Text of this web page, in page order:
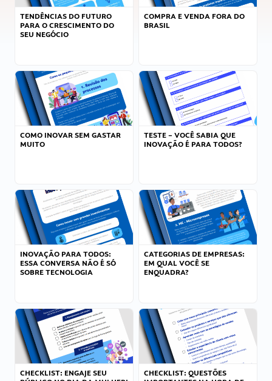
TENDÊNCIAS DO FUTURO
PARA O CRESCIMENTO DO
SEU NEGÓCIO
COMPRA E VENDA FORA DO
BRASIL
COMO INOVAR SEM GASTAR
MUITO
TESTE – VOCÊ SABIA QUE
INOVAÇÃO É PARA TODOS?
INOVAÇÃO PARA TODOS:
ESSA CONVERSA NÃO É SÓ
SOBRE TECNOLOGIA
CATEGORIAS DE EMPRESAS:
EM QUAL VOCÊ SE
ENQUADRA?
CHECKLIST: ENGAJE SEU
CHECKLIST: QUESTÕES